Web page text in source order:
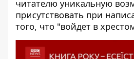
читателю уникальную
присутствовать при
того, что "войдет в